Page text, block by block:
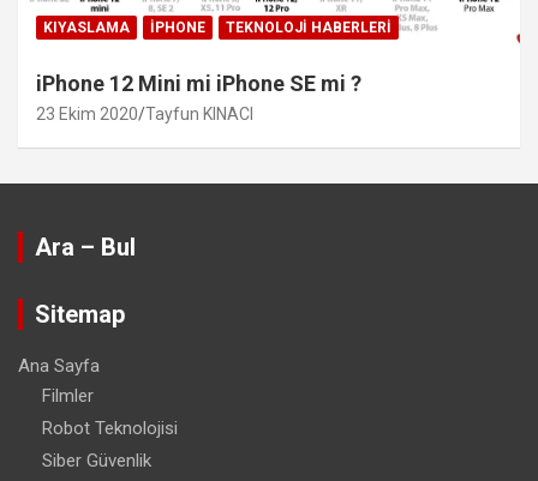
KIYASLAMA IPHONE TEKNOLOJI HABERLERI
iPhone 12 Mini mi iPhone SE mi ?
23 Ekim 2020 Tayfun KINACI
Ara – Bul
Sitemap
Ana Sayfa
Filmler
Robot Teknolojisi
Siber Güvenlik